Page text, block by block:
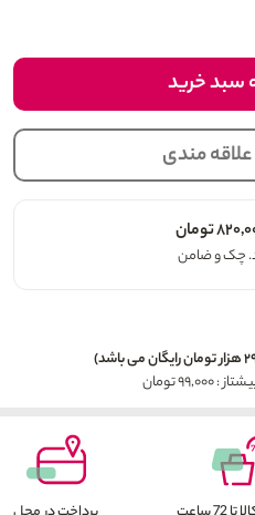
سبد خرید
مندی
تومان